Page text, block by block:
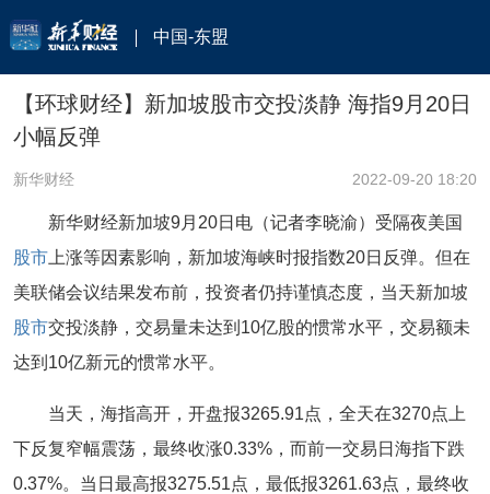
中国-东盟
【环球财经】新加坡股市交投淡静 海指9月20日
小幅反弹
新华财经 2022-09-20 18:20
新华财经新加坡9月20日电（记者李晓渝）受隔夜美国
股市 上涨等因素影响，新加坡海峡时报指数20日反弹。但在
美联储会议结果发布前，投资者仍持谨慎态度，当天新加坡
股市交投淡静，交易量未达到10亿股的惯常水平，交易额未
达到10亿新元的惯常水平。
当天，海指高开，开盘报3265.91点，全天在3270点上
下反复窄幅震荡，最终收涨0.33%，而前一交易日海指下跌
0.37%。当日最高报3275.51点，最低报3261.63点，最终收